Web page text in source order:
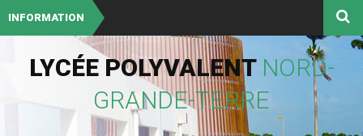
INFORMATION
LYCÉE POLYVALENT NORD-
GRANDE-TERRE